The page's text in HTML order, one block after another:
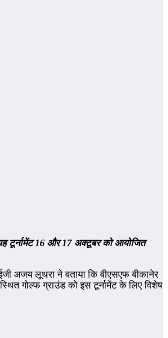
टूर्नामेंट 16 और 17अक्टूबर को आयोजित
अजय लूथरा ने बताया कि बीएसएफ बीकानेर
गोल्फ ग्राउंड को इस टूर्नामेंट के लिए विशेष